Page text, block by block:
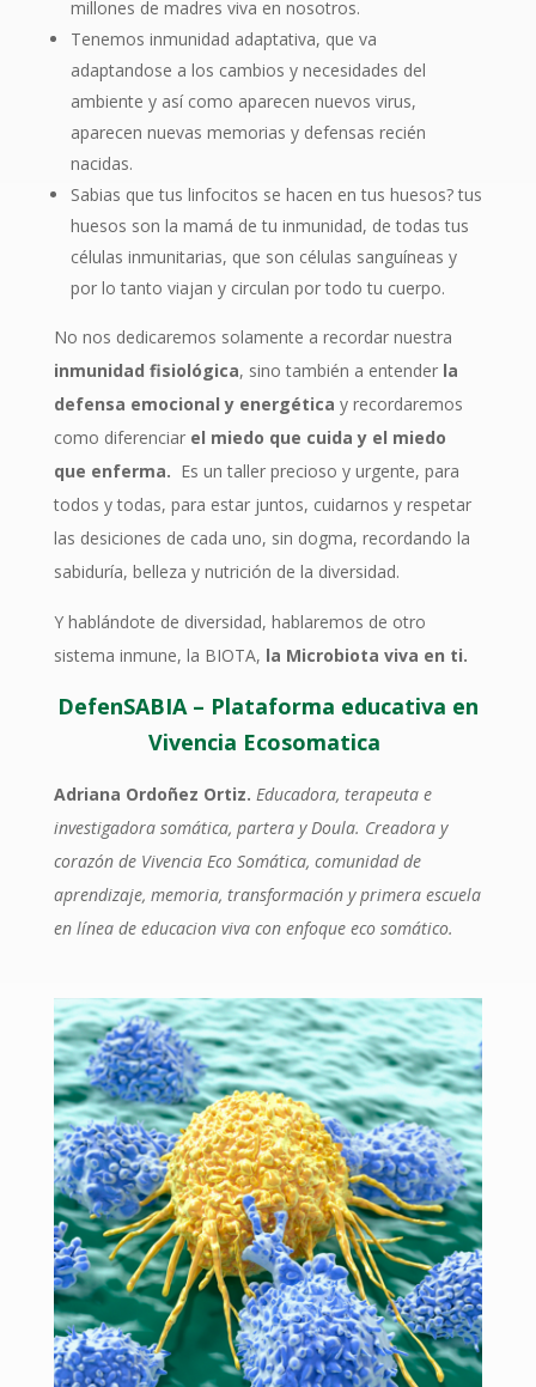
millones de madres viva en nosotros.
Tenemos inmunidad adaptativa, que va
adaptandose a los cambios y necesidades del
ambiente y así como aparecen nuevos virus,
aparecen nuevas memorias y defensas recién
nacidas.
Sabias que tus linfocitos se hacen en tus huesos? tus
huesos son la mamá de tu inmunidad, de todas tus
células inmunitarias, que son células sanguíneas y
por lo tanto viajan y circulan por todo tu cuerpo.
No nos dedicaremos solamente a recordar nuestra
inmunidad fisiológica, sino también a entender la
defensa emocional y energética y recordaremos
como diferenciar el miedo que cuida y el miedo
que enferma. Es un taller precioso y urgente, para
todos y todas, para estar juntos, cuidarnos y respetar
las desiciones de cada uno, sin dogma, recordando la
sabiduría, belleza y nutrición de la diversidad.
Y hablándote de diversidad, hablaremos de otro
sistema inmune, la BIOTA, la Microbiota viva en ti.
DefenSABIA – Plataforma educativa en
Vivencia Ecosomatica
Adriana Ordoñez Ortiz. Educadora, terapeuta e
investigadora somática, partera y Doula. Creadora y
corazón de Vivencia Eco Somática, comunidad de
aprendizaje, memoria, transformación y primera escuela
en línea de educacion viva con enfoque eco somático.